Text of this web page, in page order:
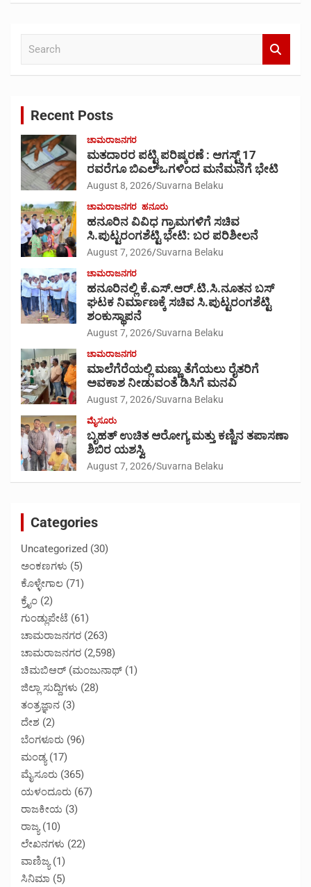
Recent Posts
ಚಾಮರಾಜನಗರ
ಮತದಾರರ ಪಟ್ಟಿ ಪರಿಷ್ಕರಣೆ : ಆಗಸ್ಟ್ 17
ರವರೆಗೂ ಬಿಎಲ್‍ಒಗಳಿಂದ ಮನೆಮನೆಗೆ ಭೇಟಿ
August 8, 2026 Suvarna Belaku
ಚಾಮರಾಜನಗರ ಹನೂರು
ಹನೂರಿನ ವಿವಿಧ ಗ್ರಾಮಗಳಿಗೆ ಸಚಿವ
ಸಿ.ಪುಟ್ಟರಂಗಶೆಟ್ಟಿ ಭೇಟಿ: ಬರ ಪರಿಶೀಲನೆ
August 7, 2026 Suvarna Belaku
ಚಾಮರಾಜನಗರ
ಹನೂರಿನಲ್ಲಿ ಕೆ.ಎಸ್.ಆರ್.ಟಿ.ಸಿ.ನೂತನ ಬಸ್
ಘಟಕ ನಿರ್ಮಾಣಕ್ಕೆ ಸಚಿವ ಸಿ.ಪುಟ್ಟರಂಗಶೆಟ್ಟಿ
ಶಂಕುಸ್ಥಾಪನೆ
August 7, 2026 Suvarna Belaku
ಚಾಮರಾಜನಗರ
ಮಾಲೆಗೆರೆಯಲ್ಲಿ ಮಣ್ಣು ತೆಗೆಯಲು ರೈತರಿಗೆ
ಅವಕಾಶ ನೀಡುವಂತೆ ಡಿಸಿಗೆ ಮನವಿ
August 7, 2026 Suvarna Belaku
ಮೈಸೂರು
ಬೃಹತ್ ಉಚಿತ ಆರೋಗ್ಯ ಮತ್ತು ಕಣ್ಣಿನ ತಪಾಸಣಾ
ಶಿಬಿರ ಯಶಸ್ವಿ
August 7, 2026 Suvarna Belaku
Categories
Uncategorized (30)
ಅಂಕಣಗಳು (5)
ಕೊಳ್ಳೇಗಾಲ (71)
ಕ್ರೈಂ (2)
ಗುಂಡ್ಲುಪೇಟೆ (61)
ಚಾಮರಾಜನಗರ (263)
ಚಾಮರಾಜನಗರ (2,598)
ಚಿಮಬಿಆರ್ (ಮಂಜುನಾಥ್ (1)
ಜಿಲ್ಲಾ ಸುದ್ದಿಗಳು (28)
ತಂತ್ರಜ್ಞಾನ (3)
ದೇಶ (2)
ಬೆಂಗಳೂರು (96)
ಮಂಡ್ಯ(17)
ಮೈಸೂರು (365)
ಯಳಂದೂರು (67)
ರಾಜಕೀಯ (3)
ರಾಜ್ಯ(10)
ಲೇಖನಗಳು (22)
ವಾಣಿಜ್ಯ(1)
ಸಿನಿಮಾ (5)